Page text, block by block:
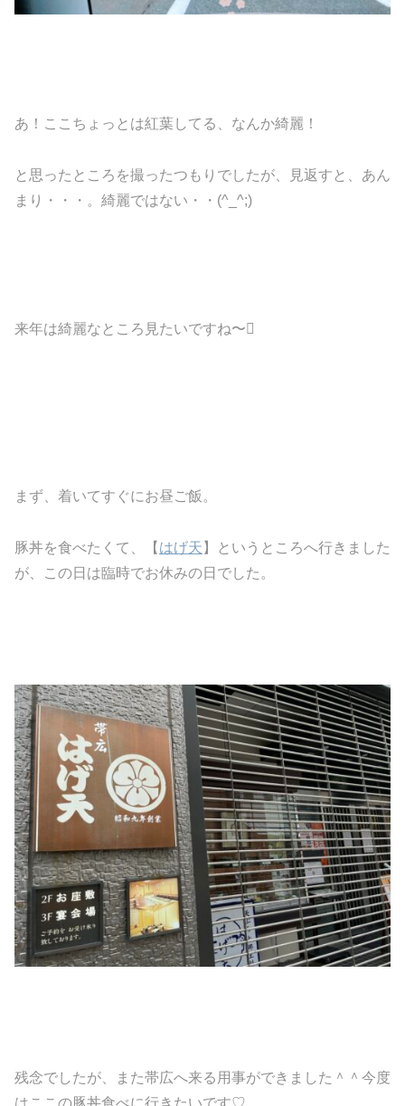
あ！ここちょっとは紅葉してる、なんか綺麗！
と思ったところを撮ったつもりでしたが、見返すと、あん
まり・・・。綺麗ではない・・(^_^;)
来年は綺麗なところ見たいですね〜
まず、着いてすぐにお昼ご飯。
豚丼を食べたくて、【 はげ天 】というところへ行きました
が、この日は臨時でお休みの日でした。
残念でしたが、また帯広へ来る用事ができました＾＾今度